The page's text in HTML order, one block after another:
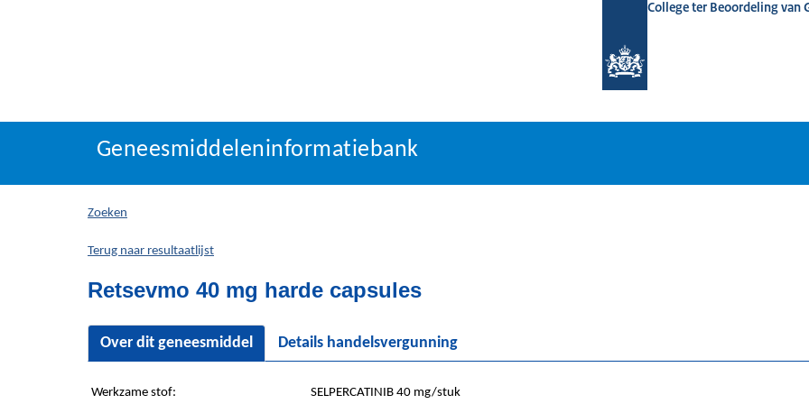
College ter Beoordeling van
Geneesmiddeleninformatiebank
U
hier:
Geneesmiddeleninformatiebank
Zoeken
Terug naar resultaatlijst
Retsevmo 40 mg harde capsules
Over dit geneesmiddel Details handelsvergunning
Werkzame stof:
SELPERCATINIB 40 mg/stuk